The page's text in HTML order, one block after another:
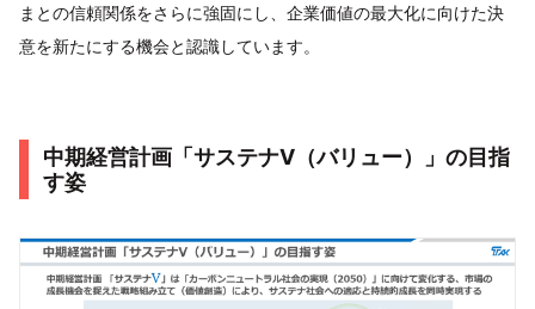
まとの信頼関係をさらに強固にし、企業価値の最大化に向けた決
意を新たにする機会と認識しています。
中期経営計画「サステナV（バリュー）」の目指
す姿